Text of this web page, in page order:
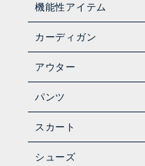
機能性アイテム
カーディガン
アウター
パンツ
スカート
シューズ